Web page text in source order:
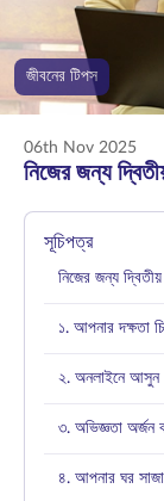
ENGLISH
অনলাইনে
জীবনের টিপস
06th Nov 2025
নিজের জন্য
সূচিপত্র
নিজের জন্য
১. আপনার দক্ষতা
২. অনলাইনে আসুন
৩. অভিজ্ঞতা অর্জন
৪. আপনার ঘর